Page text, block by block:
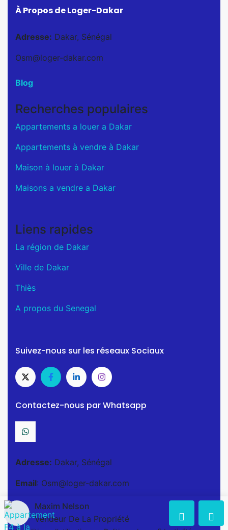
À Propos de Loger-Dakar
Adresse: Dakar, Sénégal
Osm@loger-dakar.com
Blog
Recherches populaires
Appartements a louer a Dakar
Appartements à vendre à Dakar
Maison à louer à Dakar
Maisons a vendre a Dakar
Liens rapides
La région de Dakar
Ville de Dakar
Thiès
A propos du Senegal
Suivez-nous sur les réseaux Sociaux
Contactez-nous par Whatsapp
Adresse: Dakar, Sénégal
Email: Osm@loger-dakar.com
Maxim Nelson
Vendeur De La Propriété